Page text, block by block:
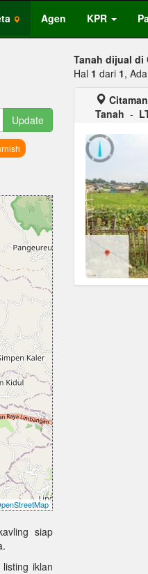
Agen KPR
Update
siap
iklan
Tanah dijual di
Hal 1 dari 1, Ada
Tanah -